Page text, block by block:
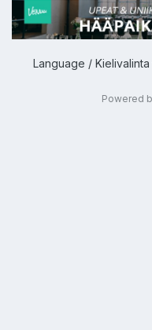
Language / Kielivalinta
Powered